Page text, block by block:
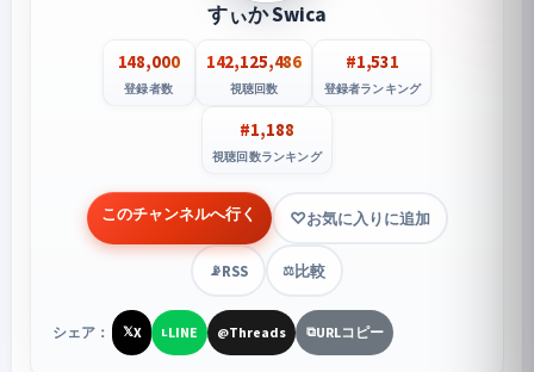
すぃか Swica
148,000
登録者数
142,125,486
視聴回数
#1,531
登録者ランキング
#1,188
視聴回数ランキング
このチャンネルへ行く お気に入りに追加
📡RSS ⚖️比較
シェア： 𝕏X LLINE @Threads ⧉URLコピー